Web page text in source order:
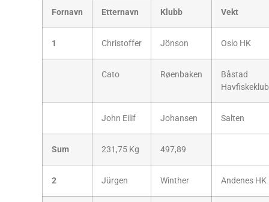
Fornavn Etternavn Klubb Vekt
1 Christoffer Jönson Oslo HK
Cato Røenbaken
Båstad
Havfiskeklub
John Eilif Johansen Salten
Sum 231,75 Kg 497,89
2 Jürgen Winther Andenes HK